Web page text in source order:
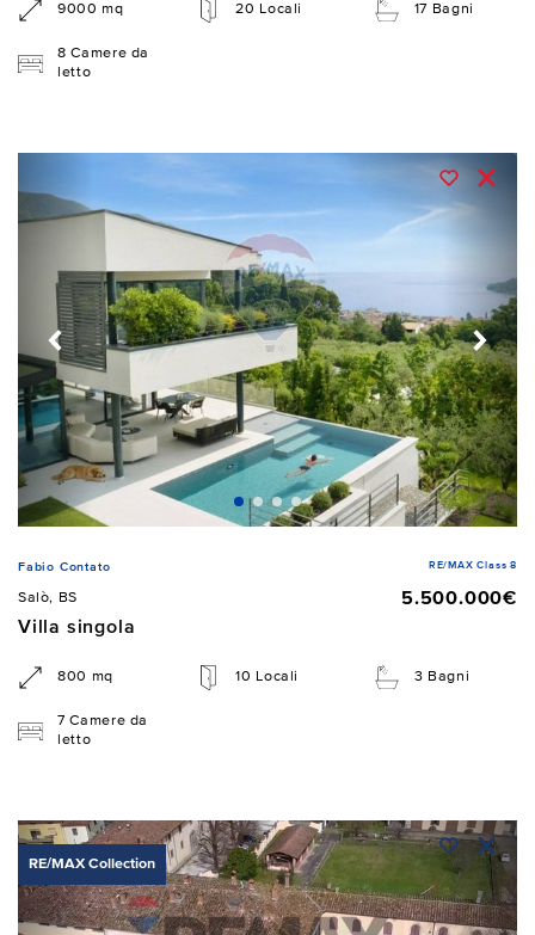
9000 mq 20 Locali 17 Bagni
8 Camere da
letto
Fabio Contato RE/MAX Class 8
Salò, BS
5.500.000€
Villa singola
800 mq 10 Locali 3 Bagni
7 Camere da
letto
RE/MAX Collection